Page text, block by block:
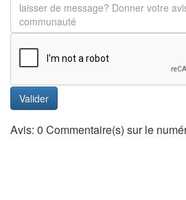
Valider
Avis: 0 Commentaire(s) sur le